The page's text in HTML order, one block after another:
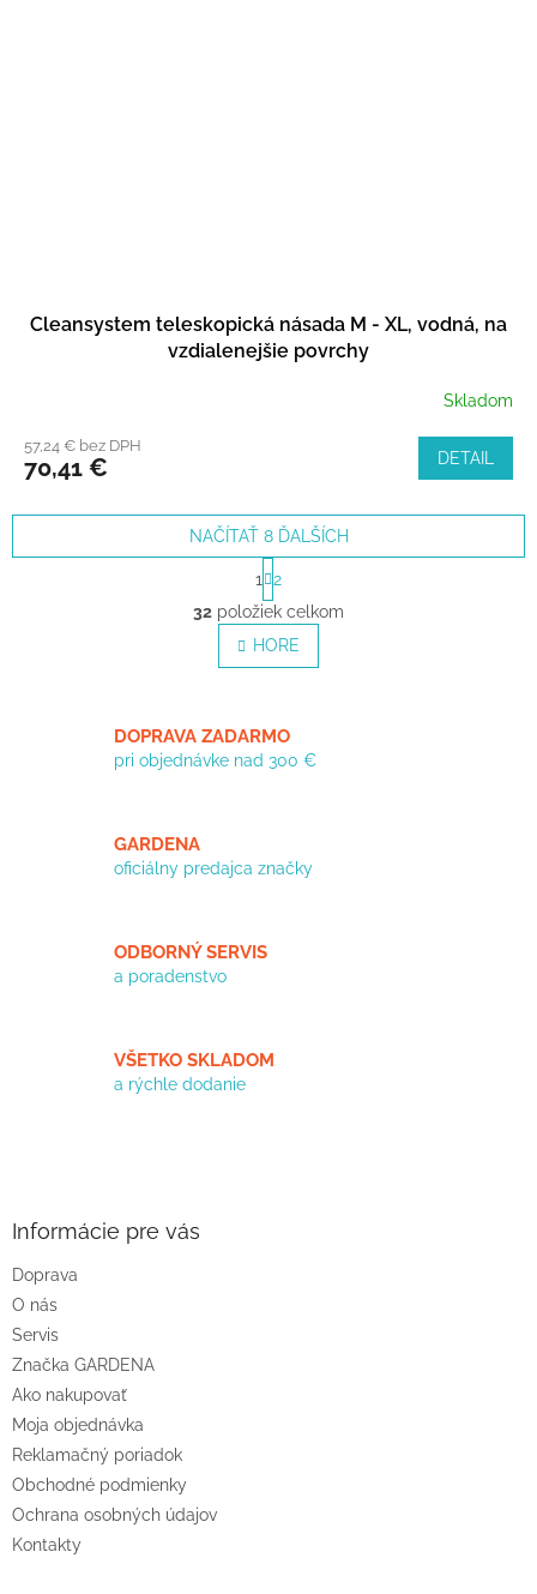
Cleansystem teleskopická násada M - XL, vodná, na
vzdialenejšie povrchy
Skladom
57,24 € bez DPH
70,41 € DETAIL
O
v
l
á
c
i
k
ý
p
NAČÍTAŤ 8 ĎALŠÍCH
S
t
r
á
n
k
a
n
i
1
2
32 položiek celkom
HORE
DOPRAVA ZADARMO
pri objednávke nad 300 €
GARDENA
oficiálny predajca značky
ODBORNÝ SERVIS
a poradenstvo
VŠETKO SKLADOM
a rýchle dodanie
e
Informácie pre vás
Doprava
O nás
Servis
Značka GARDENA
Ako nakupovať
Moja objednávka
Reklamačný poriadok
Obchodné podmienky
Ochrana osobných údajov
Kontakty